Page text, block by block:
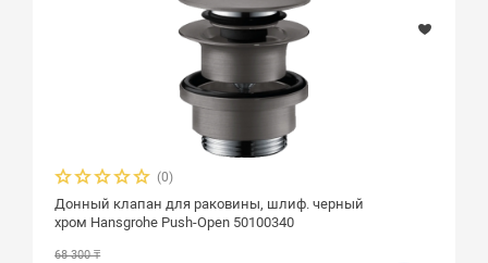
(0)
Донный клапан для раковины, шлиф. черный
хром Hansgrohe Push-Open 50100340
68 300 ₸